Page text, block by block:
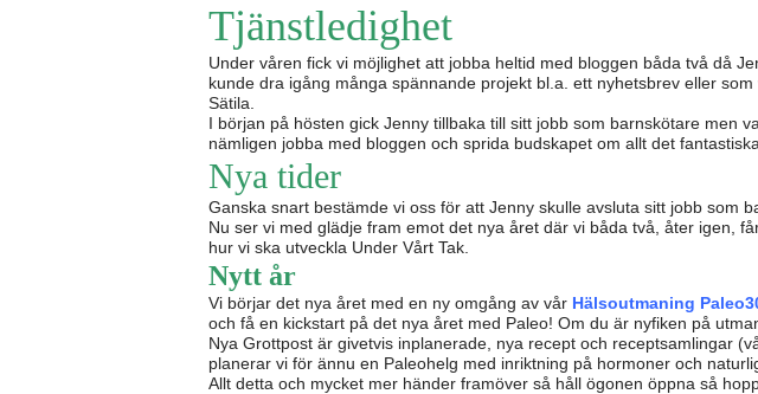
Tjänstledighet
Under våren fick vi möjlighet att jobba heltid med bloggen båda två då
kunde dra igång många spännande projekt bl.a. ett nyhetsbrev eller som
Sätila.
I början på hösten gick Jenny tillbaka till sitt jobb som barnskötare men
nämligen jobba med bloggen och sprida budskapet om allt det
Nya tider
Ganska snart bestämde vi oss för att Jenny skulle avsluta sitt jobb som
Nu ser vi med glädje fram emot det nya året där vi båda två, åter igen,
hur vi ska utveckla Under Vårt Tak.
Nytt år
Vi börjar det nya året med en ny omgång av vår Hälsoutmaning
och få en kickstart på det nya året med Paleo! Om du är nyfiken på
Nya Grottpost är givetvis inplanerade, nya recept och receptsamlingar
planerar vi för ännu en Paleohelg med inriktning på hormoner och
Allt detta och mycket mer händer framöver så håll ögonen öppna så